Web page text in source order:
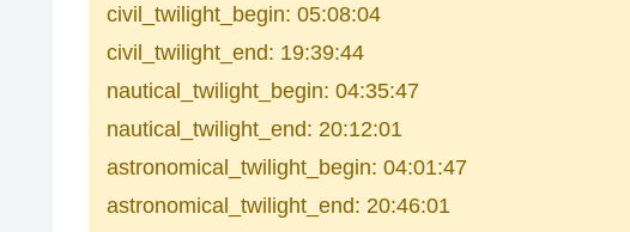
civil_twilight_begin: 05:08:04
civil_twilight_end: 19:39:44
nautical_twilight_begin: 04:35:47
nautical_twilight_end: 20:12:01
astronomical_twilight_begin: 04:01:47
astronomical_twilight_end: 20:46:01